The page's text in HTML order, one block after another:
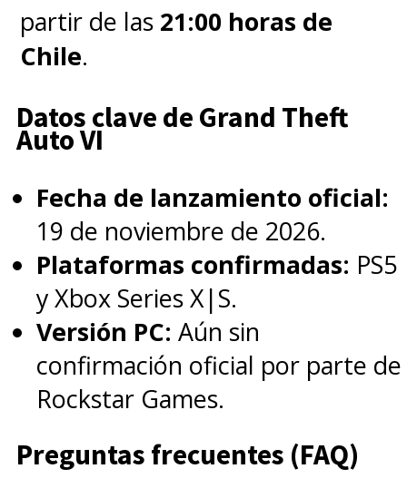
oficiales del gigante del
streaming se sumaron una serie
de fotos oficiales que dejan ver
con mejor detalle a los
nuevo escenario y los problemas
que no tardarán en llegar.
i am ready for spring
break.
mostly because i get to
you.#strangerthingsday
partir de las 21:00 horas de
Chile.
Datos clave de Grand Theft
Auto VI
Fecha de lanzamiento oficial:
19 de noviembre de 2026.
Plataformas confirmadas: PS5
y Xbox Series X|S.
Versión PC: Aún sin
confirmación oficial por parte de
Rockstar Games.
Preguntas frecuentes (FAQ)